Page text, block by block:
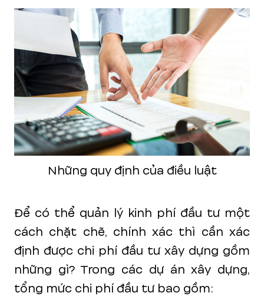
Những quy định của điều luật
Để có thể quản lý kinh phí đầu tư một
cách chặt chẽ, chính xác thì cần xác
định được chi phí đầu tư xây dựng gồm
những gì? Trong các dự án xây dựng,
tổng mức chi phí đầu tư bao gồm: